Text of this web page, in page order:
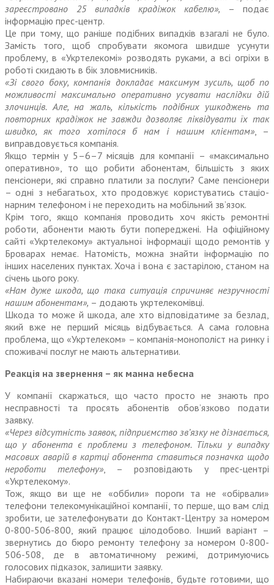
зареєстровано 25 випадків крадіжок кабелю», – подає
інформацію прес-центр.
Це при тому, що раніше подібних випадків взагалі не було.
Замість того, щоб спробувати якомога швидше усунути
проблему, в «Укртелекомі» розводять руками, а всі огріхи в
роботі скидають в бік зловмисників.
«Зі свого боку, компанія докладає максимум зусиль, щоб по
можливості максимально оперативно усувати наслідки дій
злочинців. Але, на жаль, кількість подібних ушкоджень та
повторних крадіжок не завжди дозволяє ліквідувати їх так
швидко, як того хотілося б нам і нашим клієнтам», –
виправдовується компанія.
Якщо термін у 5–6–7 місяців для компанії – «максимально
оперативно», то що робити абонентам, більшість з яких
пенсіонери, які справно платили за послуги? Саме пенсіонери
– одні з небагатьох, хто продовжує користуватись стаціо­­
нарним телефоном і не переходить на мобільний зв’язок.
Крім того, якщо компанія проводить хоч якість ремонтні
роботи, абоненти мають бути попереджені. На офіційному
сайті «Укртелекому» актуальної інформації щодо ремонтів у
Броварах немає. Натомість, можна знайти інформацію по
інших населених пунктах. Хоча і вона є застарілою, станом на
січень цього року.
«Нам дуже шкода, що така ситуація спричиняє незручності
нашим абонентам», – додають укртелекомівці.
Шкода то може й шкода, але хто відповідатиме за безлад,
який вже не перший місяць відбувається. А сама головна
проблема, що «Укртелеком» – компанія-монополіст на ринку і
споживачі послуг не мають альтернативи.
Реакція на звернення – як манна небесна
У компанії скаржаться, що часто просто не знають про
несправності та просять абонентів обов’язково подати
заявку.
«Через відсутність заявок, під­приємст­во зв’язку не дізнається,
що у абонента є проблеми з телефоном. Тільки у випадку
масових аварій в картці абонента ставиться позначка щодо
нероботи телефону» , – розповідають у прес-центрі
«Укртелекому».
Тож, якщо ви ще не «оббили» пороги та не «обірвали»
телефони телекомунікаційної компанії, то перше, що вам слід
зробити, це зателефонувати до Контакт-Центру за номером
0-800-506-800, який працює цілодобово. Інший варіант –
звернутись до бюро ремонту телефону за номером 0-800-
506-508, де в автоматичному режимі, дотримуючись
голосових підказок, залишити заявку.
Набираючи вказані номери телефонів, будьте готовими, що